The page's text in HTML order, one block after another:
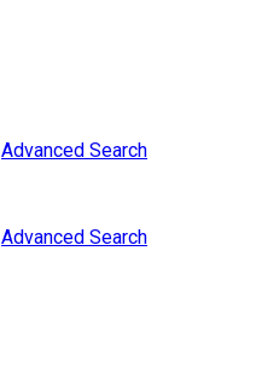
Advanced Search
Advanced Search